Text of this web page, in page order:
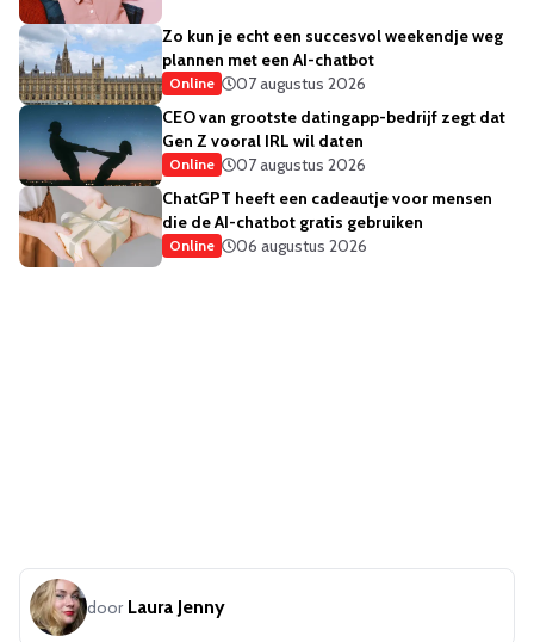
Zo kun je echt een succesvol weekendje weg
plannen met een AI-chatbot
Online
07 augustus 2026
CEO van grootste datingapp-bedrijf zegt dat
Gen Z vooral IRL wil daten
Online
07 augustus 2026
ChatGPT heeft een cadeautje voor mensen
die de AI-chatbot gratis gebruiken
Online 06 augustus 2026
door Laura Jenny